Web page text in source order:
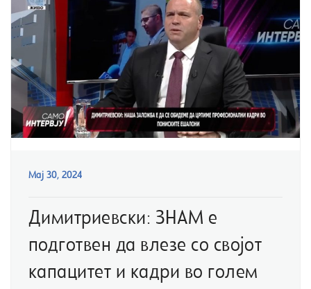
Мај 30, 2024
Димитриевски: ЗНАМ е
подготвен да влезе со својот
капацитет и кадри во голем